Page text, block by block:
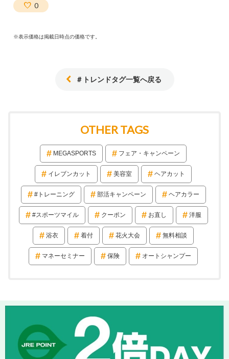
0
※表示価格は掲載日時点の価格です。
＃トレンドタグ一覧へ戻る
OTHER TAGS
MEGASPORTS フェア・キャンペーン
イレブンカット 美容室 ヘアカット
#トレーニング 部活キャンペーン ヘアカラー
#スポーツマイル クーポン お直し 洋服
浴衣 着付 花火大会 無料相談
マネーセミナー 保険 オートシャンプー